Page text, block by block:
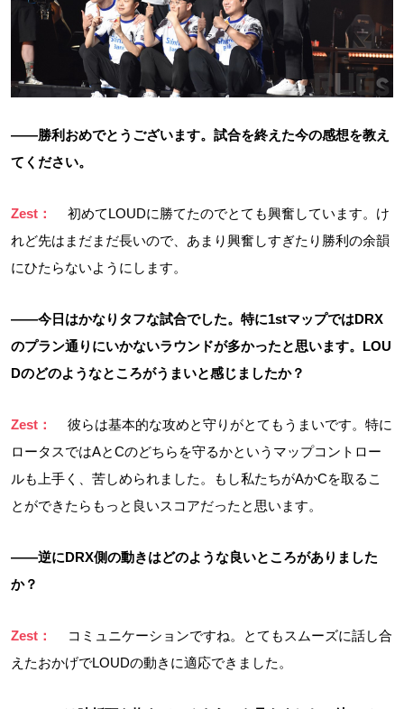
――勝利おめでとうございます。試合を終えた今の感想を教え
てください。
Zest：
初めてLOUDに勝てたのでとても興奮しています。け
れど先はまだまだ長いので、あまり興奮しすぎたり勝利の余韻
にひたらないようにします。
――今日はかなりタフな試合でした。特に1stマップではDRX
のプラン通りにいかないラウンドが多かったと思います。LOU
Dのどのようなところがうまいと感じましたか？
Zest：
彼らは基本的な攻めと守りがとてもうまいです。特に
ロータスではAとCのどちらを守るかというマップコントロー
ルも上手く、苦しめられました。もし私たちがAかCを取るこ
とができたらもっと良いスコアだったと思います。
――逆にDRX側の動きはどのような良いところがありました
か？
Zest：
コミュニケーションですね。とてもスムーズに話し合
えたおかげでLOUDの動きに適応できました。